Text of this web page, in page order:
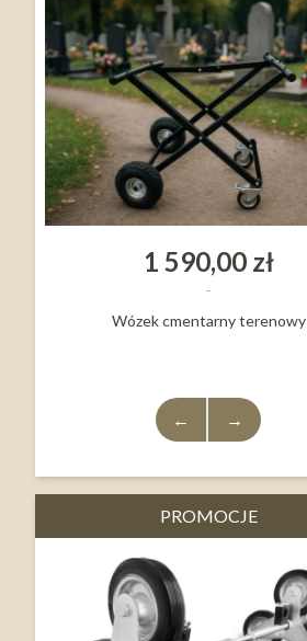
1 590,00 zł
Wózek cmentarny terenowy
← →
PROMOCJE